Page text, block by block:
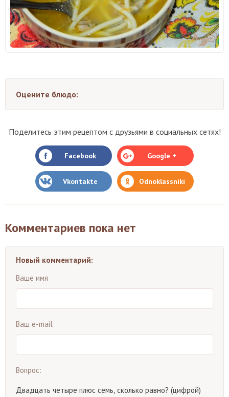
Оцените блюдо:
Поделитесь этим рецептом с друзьями в социальных сетях!
Facebook Google +
Vkontakte Odnoklassniki
Комментариев пока нет
Новый комментарий:
Ваше имя
Ваш e-mail
Вопрос:
Двадцать четыре плюс семь, сколько равно? (цифрой)